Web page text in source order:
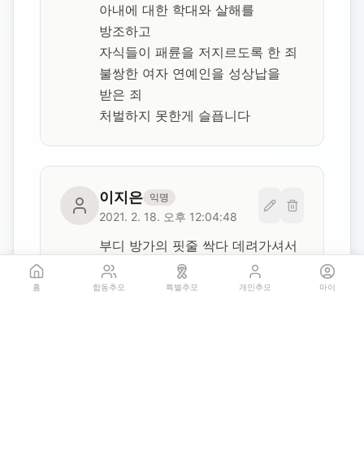
홈 합동추모 특별추모 개인추모 마이
아내에 대한 학대와 살해를
방조하고
자식들이 패륜을 저지르도록 한 죄
불쌍한 여자 연예인을 성상납을
받은 죄
처벌하지 못한게 슬픕니다
이지은 익명
2021. 2. 18. 오후 12:04:48
부디 방가의 핏줄 싹다 데려가셔서
이나라가 좀더 깨끗해지는데
일조하심은 어떠신지